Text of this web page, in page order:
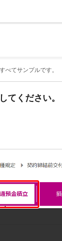
べてサンプルです。
てください。